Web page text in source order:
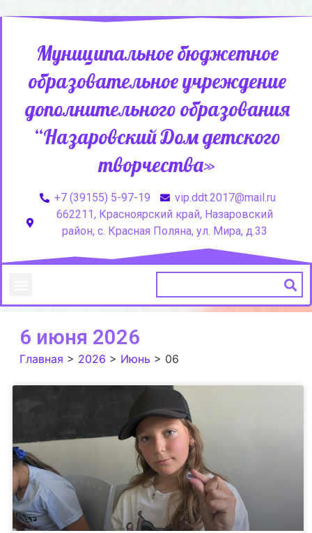
Муниципальное бюджетное
образовательное учреждение
дополнительного образования
“Назаровский Дом детского
творчества»
+7 (39155) 5-97-19
vip.ddt.2017@mail.ru
662211, Красноярский край, Назаровский
район, с. Красная Поляна, ул. Мира, д.33
6 июня 2026
Главная > 2026 > Июнь > 06